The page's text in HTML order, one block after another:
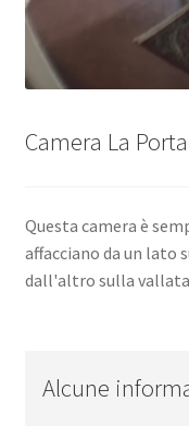
Camera La Porta
Questa camera è
affacciano da un lato
dall'altro sulla vallata
Alcune